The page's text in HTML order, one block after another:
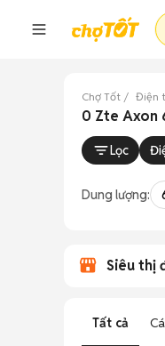
Chợ Tốt Điện
0 Zte Axon
Lọc
Dung lượng:
Siêu thị
Tất cả